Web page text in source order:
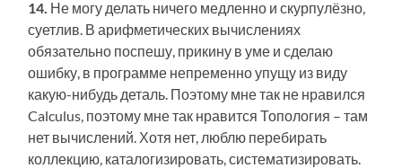
14. Не могу делать ничего медленно и скурпулёзно,
суетлив. В арифметических вычислениях
обязательно поспешу, прикину в уме и сделаю
ошибку, в программе непременно упущу из виду
какую-нибудь деталь. Поэтому мне так не нравился
Calculus, поэтому мне так нравится Топология – там
нет вычислений. Хотя нет, люблю перебирать
коллекцию, каталогизировать, систематизировать.